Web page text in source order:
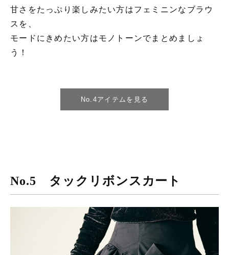
甘さをたっぷり楽しみたい方はフェミニンなブラウ
スを、
モードにきめたい方はモノトーンでまとめましょ
う！
No.4アイテムを見る
No.5 タックリボンスカート